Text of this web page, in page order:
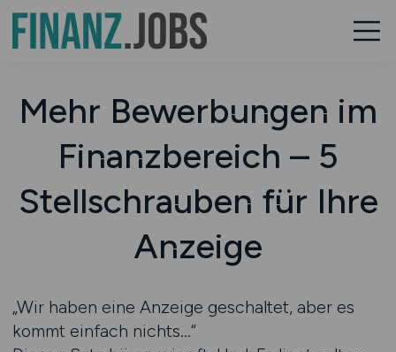
Mehr Bewerbungen im
Finanzbereich – 5
Stellschrauben für Ihre
Anzeige
„Wir haben eine Anzeige geschaltet, aber es
kommt einfach nichts…“